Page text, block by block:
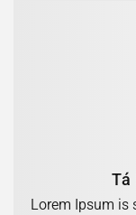
Tá
Lorem Ipsum is